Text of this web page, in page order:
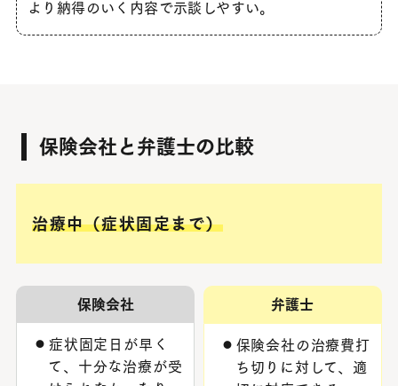
より納得のいく内容で示談しやすい。
保険会社と弁護士の比較
治療中（症状固定まで）
保険会社
症状固定日が早く
て、十分な治療が受
弁護士
保険会社の治療費打
ち切りに対して、適